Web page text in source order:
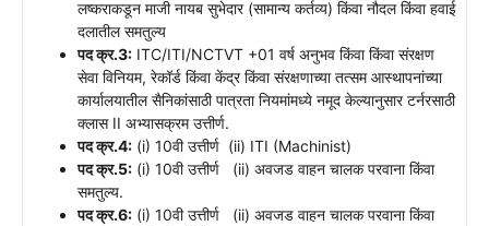
लष्कराकडून माजी नायब सुभेदार (सामान्य कर्तव्य) किंवा नौदल किंवा हवाई
दलातील समतुल्य
पद क्र.3: ITC/ITI/NCTVT +01 वर्ष अनुभव किंवा किंवा संरक्षण
सेवा विनियम, रेकॉर्ड किंवा केंद्र किंवा संरक्षणाच्या तत्सम आस्थापनांच्या
कार्यालयातील सैनिकांसाठी पात्रता नियमांमध्ये नमूद केल्यानुसार टर्नरसाठी
क्लास II अभ्यासक्रम उत्तीर्ण.
पद क्र.4: (i) 10वी उत्तीर्ण (ii) ITI (Machinist)
पद क्र.5: (i) 10वी उत्तीर्ण (ii) अवजड वाहन चालक परवाना किंवा
समतुल्य.
पद क्र.6: (i) 10वी उत्तीर्ण (ii) अवजड वाहन चालक परवाना किंवा